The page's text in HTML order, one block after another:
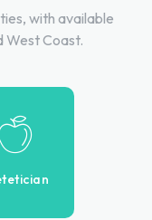
with available
West Coast.